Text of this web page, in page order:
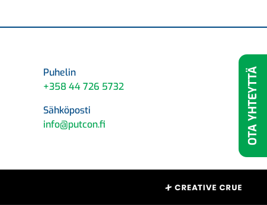
Puhelin
+358 44 726 5732
Sähköposti
info@putcon.fi
OTA YHTEYTTÄ